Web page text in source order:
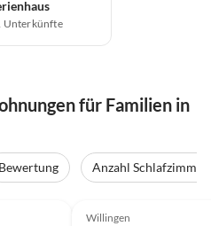
Unterkünfte
für Familien in
Bewertung
Anzahl Schlafzimmer
Willingen